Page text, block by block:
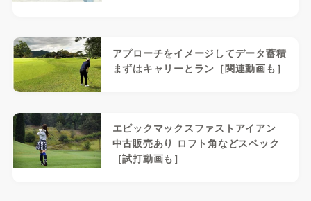
アプローチをイメージしてデータ蓄積
まずはキャリーとラン［関連動画も］
エピックマックスファストアイアン
中古販売あり ロフト角などスペック
［試打動画も］